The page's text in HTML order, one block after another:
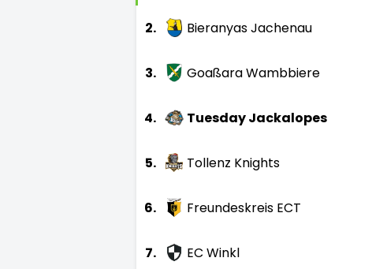
2. Bieranyas Jachenau
3. Goaßara Wambbiere
4. Tuesday Jackalopes
5. Tollenz Knights
6. Freundeskreis ECT
7. EC Winkl